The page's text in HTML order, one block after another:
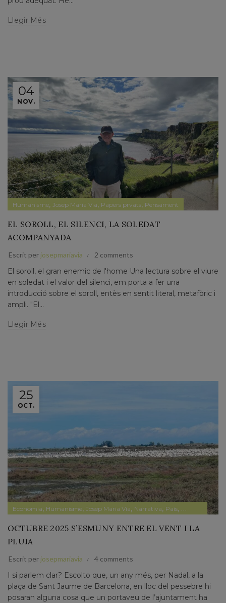
Llegir Més
04
NOV.
Humanisme, Josep Maria Via, Papers prvats, Pensament
EL SOROLL, EL SILENCI, LA SOLEDAT
ACOMPANYADA
Escrit per josepmariavia 2 comments
El soroll, el gran enemic de l'home Una lectura sobre el viure
en soledat i el valor del silenci, em porta a fer una
introducció sobre el soroll, entès en sentit literal, metafòric i
ampli. "El...
Llegir Més
25
OCT.
Economia, Humanisme, Josep Maria Via, Narrativa, País, Papers prvats
OCTUBRE 2025 S’ESMUNY ENTRE EL VENT I LA
PLUJA
Escrit per josepmariavia 4 comments
I si parlem clar? Escolto que, un any més, per Nadal, a la
plaça de Sant Jaume de Barcelona, en lloc del pessebre hi
posaran alguna cosa que un portaveu de l’ajuntament ha